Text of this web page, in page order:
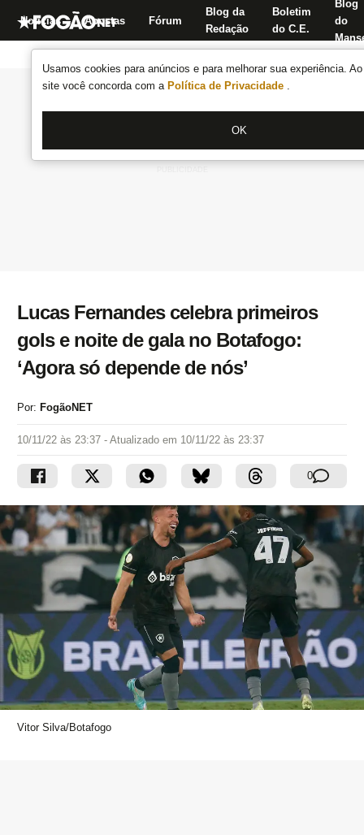
Usamos cookies para anúncios e para melhorar sua experiência.
site você concorda com a Política de Privacidade .
OK
Notícias Apostas Fórum
Blog da
Redação
Boletim
do C.E.
Blog
do
Lucas Fernandes celebra primeiros
gols e noite de gala no Botafogo:
‘Agora só depende de nós’
Por: FogãoNET
10/11/22 às 23:37 - Atualizado em 10/11/22 às 23:37
0
Vitor Silva/Botafogo